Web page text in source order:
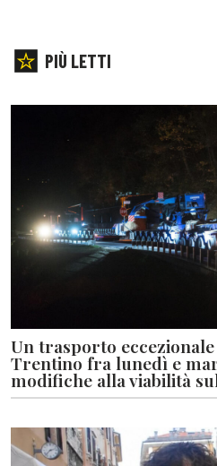
PIÙ LETTI
Un trasporto
Trentino fra lunedì e
modifiche alla viabilità